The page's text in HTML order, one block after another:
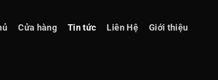
Cửa hàng Tin tức Liên Hệ Giới thiệu